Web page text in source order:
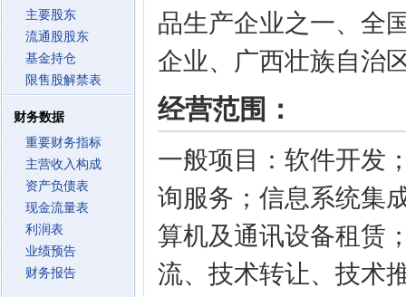
主要股东
流通股股东
基金持仓
限售股解禁表
财务数据
重要财务指标
主营收入构成
资产负债表
现金流量表
利润表
业绩预告
财务报告
品生产企业之一、全
企业、广西壮族自治
经营范围：
一般项目：软件开发
询服务；信息系统集
算机及通讯设备租赁
流、技术转让、技术